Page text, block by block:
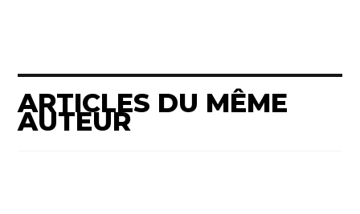
ARTICLES DU MÊME
AUTEUR